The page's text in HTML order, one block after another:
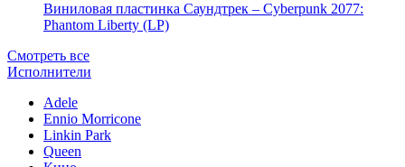
Виниловая пластинка Саундтрек – Cyberpunk 2077:
Phantom Liberty (LP)
Смотреть все
Исполнители
Adele
Ennio Morricone
Linkin Park
Queen